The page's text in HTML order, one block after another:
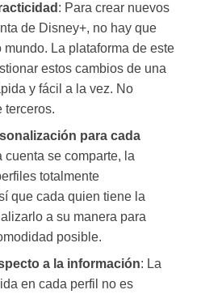
: Para crear nuevos
de Disney+, no hay que
mundo. La plataforma de este
estos cambios de una
y fácil a la vez. No
terceros.
para cada
cuenta se comparte, la
totalmente
que cada quien tiene la
a su manera para
posible.
a la información: La
en cada perfil no es